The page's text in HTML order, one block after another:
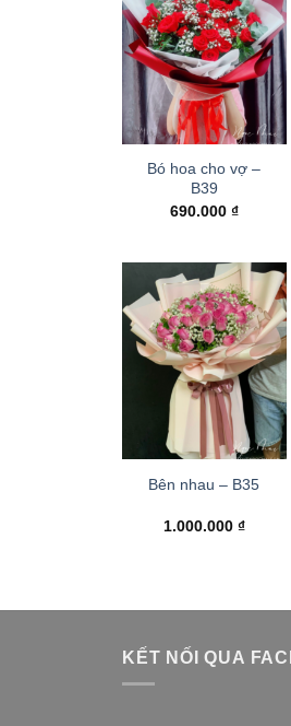
Bó hoa cho vợ –
B39
690.000 ₫
Bên nhau – B35
1.000.000 ₫
KẾT NỐI QUA